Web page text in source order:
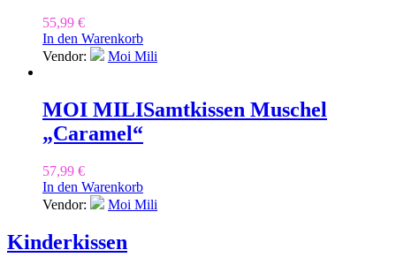
55,99 €
In den Warenkorb
Vendor:
Moi Mili
MOI MILISamtkissen Muschel
„Caramel“
57,99 €
In den Warenkorb
Vendor:
Moi Mili
Kinderkissen